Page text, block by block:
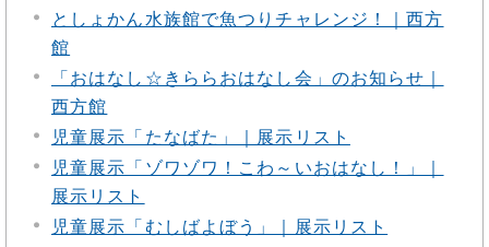
としょかん水族館で魚つりチャレンジ！｜西方
館
「おはなし☆きららおはなし会」のお知らせ｜
西方館
児童展示「たなばた」｜展示リスト
児童展示「ゾワゾワ！こわ～いおはなし！」｜
展示リスト
児童展示「むしばよぼう」｜展示リスト